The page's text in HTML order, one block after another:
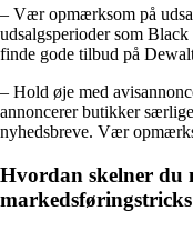
– Vær opmærksom på
udsalgsperioder som
finde gode tilbud på
– Hold øje med
annoncerer butikker
nyhedsbreve. Vær
Hvordan skelner du